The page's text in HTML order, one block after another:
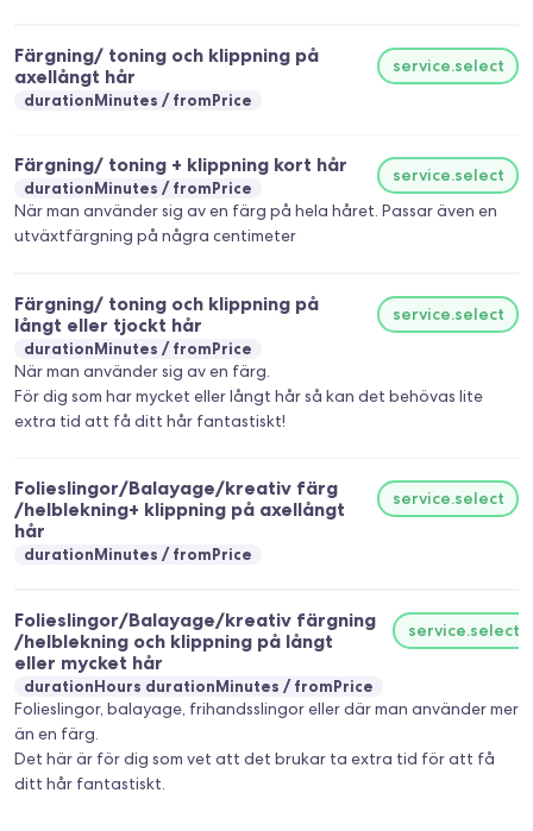
Färgning/ toning och klippning på
axellångt hår
durationMinutes fromPrice
service.select
Färgning/ toning + klippning kort hår
durationMinutes fromPrice
service.select
När man använder sig av en färg på hela håret. Passar även en
Färgning/ toning och klippning på
långt eller tjockt hår
durationMinutes fromPrice
service.select
När man använder sig av en färg.
För dig som har mycket eller långt hår så kan det behövas lite
extra tid att få ditt hår fantastiskt!
Folieslingor/Balayage/kreativ färg
/helblekning+ klippning på axellångt
hår
durationMinutes fromPrice
service.select
Folieslingor/Balayage/kreativ färgning
/helblekning och klippning på långt
eller mycket hår
durationHours durationMinutes fromPrice
service.select
Folieslingor, balayage, frihandsslingor eller där man använder mer
än en färg.
Det här är för dig som vet att det brukar ta extra tid för att få
ditt hår fantastiskt.